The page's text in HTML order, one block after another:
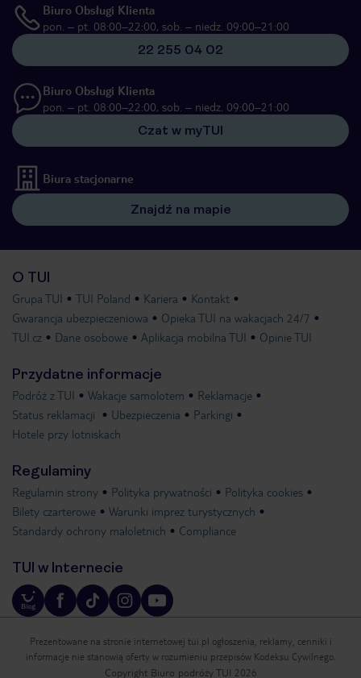
Biuro Obsługi Klienta
pon. – pt. 08:00–22:00, sob. – niedz. 09:00–21:00
22 255 04 02
Biuro Obsługi Klienta
pon. – pt. 08:00–22:00, sob. – niedz. 09:00–21:00
Czat w myTUI
Biura stacjonarne
Znajdź na mapie
O TUI
Grupa TUI TUI Poland Kariera
Kontakt
Gwarancja ubezpieczeniowa
Opieka TUI na wakacjach 24/7
TUI.cz
Dane osobowe Aplikacja mobilna TUI Opinie TUI
Przydatne informacje
Podróż z TUI Wakacje samolotem
Reklamacje
Status reklamacji
Ubezpieczenia
Parkingi
Hotele przy lotniskach
Regulaminy
Regulamin strony Polityka prywatności
Polityka cookies
Bilety czarterowe
Warunki imprez turystycznych
Standardy ochrony małoletnich
Compliance
TUI w Internecie
Prezentowane na stronie internetowej tui.pl ogłoszenia, reklamy, cenniki i
informacje nie stanowią oferty w rozumieniu przepisów Kodeksu Cywilnego.
Copyright Biuro podróży TUI 2026